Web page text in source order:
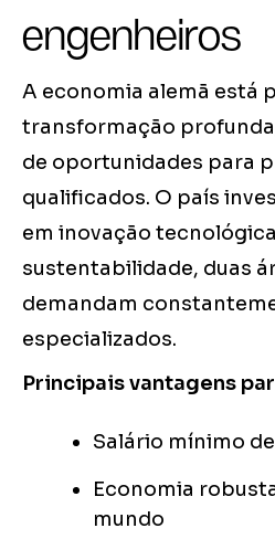
engenheiros
A economia alemã está
transformação
de oportunidades para
qualificados. O país
em inovação
sustentabilidade, duas
demandam
especializados.
Principais vantagens
Salário mínimo
Economia
mundo